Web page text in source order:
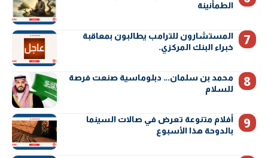
الطمأنينة
المستشارون للترامب يطالبون بمعاقبة
خبراء البنك المركزي.
محمد بن سلمان… دبلوماسية صنعت فرصة
للسلام
أفلام متنوعة تعرض في صالات السينما
بالدوحة هذا الأسبوع